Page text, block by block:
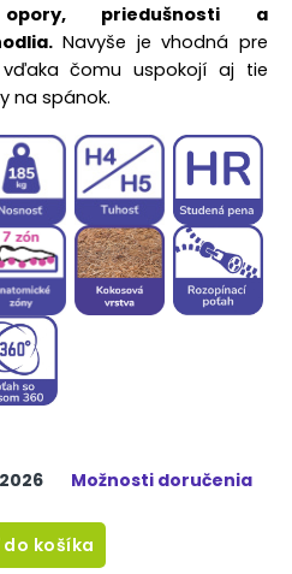
Možnosti doručenia
košíka
priedušnosti a
Navyše je vhodná pre
vďaka čomu uspokojí aj tie
na spánok.